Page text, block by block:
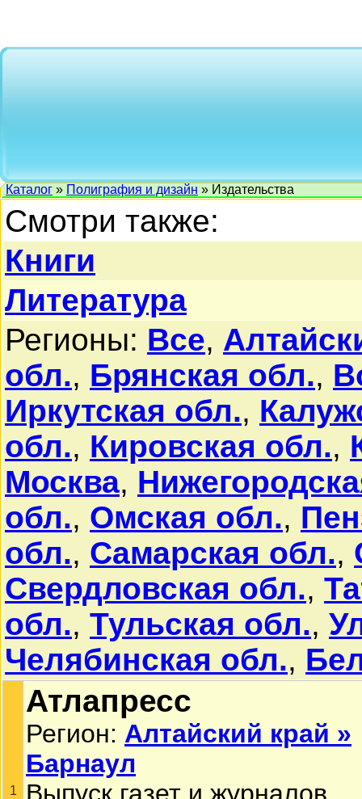
Каталог » Полиграфия и дизайн » Издательства
Смотри также:
Книги
Литература
Регионы: Все,
обл., Брянская обл.,
Иркутская обл.,
обл., Кировская обл.,
Москва,
обл., Омская обл.,
обл., Самарская обл.,
Свердловская обл.,
обл., Тульская обл.,
Челябинская обл.,
1
Атлапресс
Регион: Алтайский край »
Барнаул